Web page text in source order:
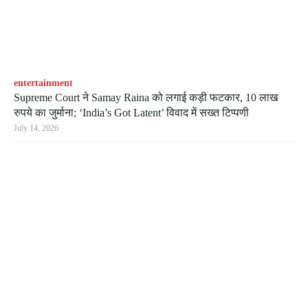
entertainment
Supreme Court ने Samay Raina को लगाई कड़ी फटकार, 10 लाख
रुपये का जुर्माना; ‘India’s Got Latent’ विवाद में सख्त टिप्पणी
July 14, 2026